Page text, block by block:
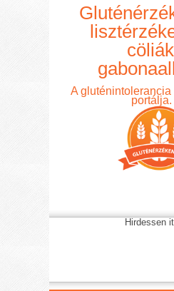
A
portálja.
Hirdessen